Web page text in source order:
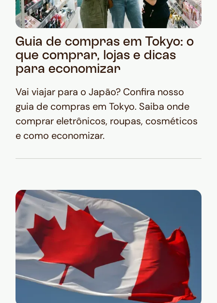
Guia de compras em Tokyo: o
que comprar, lojas e dicas
para economizar
Vai viajar para o Japão? Confira nosso
guia de compras em Tokyo. Saiba onde
comprar eletrônicos, roupas, cosméticos
e como economizar.